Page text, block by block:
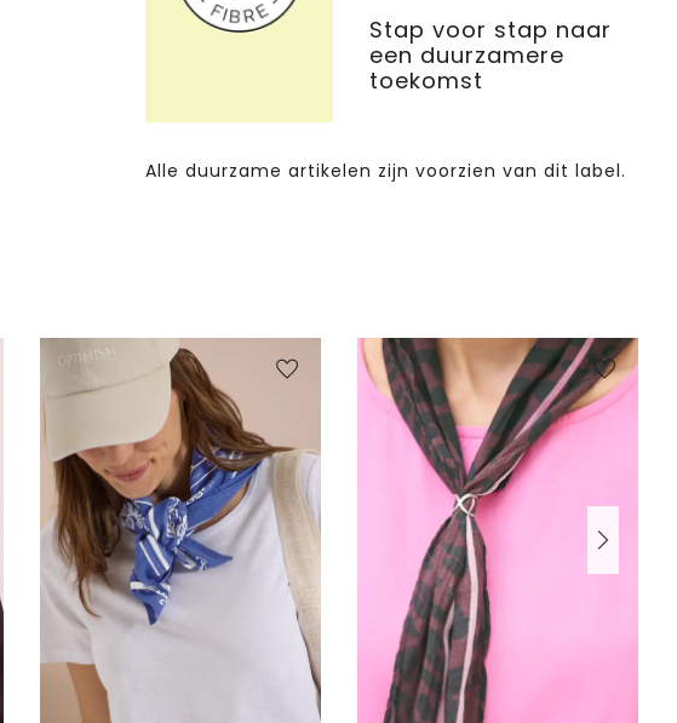
Stap voor stap naar
een duurzamere
toekomst
Alle duurzame artikelen zijn voorzien van dit label.